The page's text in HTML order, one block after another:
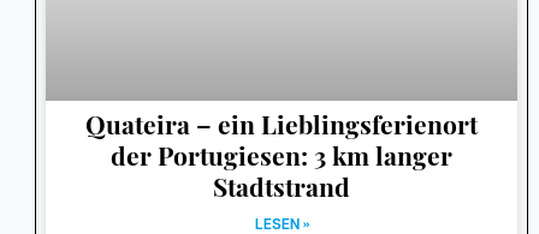
Quateira – ein Lieblingsferienort
der Portugiesen: 3 km langer
Stadtstrand
LESEN »